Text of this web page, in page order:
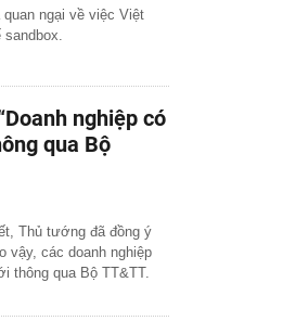
ngại về việc Việt
nghiệp có
qua Bộ
Thủ tướng đã đồng ý
vậy, các doanh nghiệp
thông qua Bộ TT&TT.